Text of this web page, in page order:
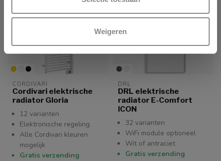
Weigeren
CORDIVARI
Cordivari elektrische
radiator Gloria
12 varianten
Elektronische regeling
Alle Cordivari kleuren
mogelijk
Gratis verzending
DRL
DRL elektrische
radiator E-Comfort
ICON
32 varianten
WiFi module optioneel
Wit of antraciet
Gratis verzending